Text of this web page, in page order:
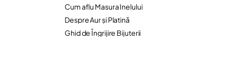
Cum aflu Masura Inelului
Despre Aur și Platină
Ghid de Îngrijire Bijuterii